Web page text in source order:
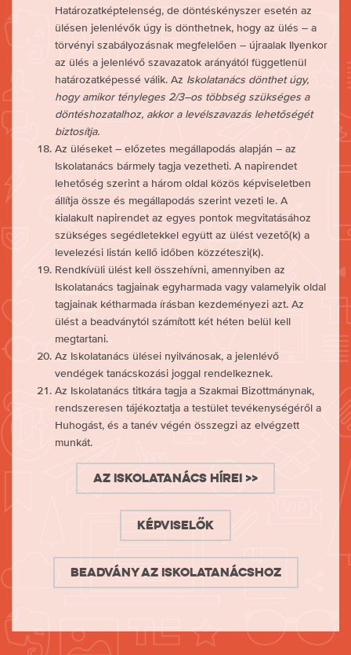
Határozatképtelenség, de döntéskényszer esetén az
ülésen jelenlévők úgy is dönthetnek, hogy az ülés – a
törvényi szabályozásnak megfelelően – újraalak Ilyenkor
az ülés a jelenlévő szavazatok arányától függetlenül
határozatképessé válik. Az Iskolatanács dönthet úgy,
hogy amikor tényleges 2/3–os többség szükséges a
döntéshozatalhoz, akkor a levélszavazás lehetőségét
biztosítja.
Az üléseket – előzetes megállapodás alapján – az
Iskolatanács bármely tagja vezetheti. A napirendet
lehetőség szerint a három oldal közös képviseletben
állítja össze és megállapodás szerint vezeti le. A
kialakult napirendet az egyes pontok megvitatásához
szükséges segédletekkel együtt az ülést vezető(k) a
levelezési listán kellő időben közzéteszi(k).
Rendkívüli ülést kell összehívni, amennyiben az
Iskolatanács tagjainak egyharmada vagy valamelyik oldal
tagjainak kétharmada írásban kezdeményezi azt. Az
ülést a beadványtól számított két héten belül kell
megtartani.
Az Iskolatanács ülései nyilvánosak, a jelenlévő
vendégek tanácskozási joggal rendelkeznek.
Az Iskolatanács titkára tagja a Szakmai Bizottmánynak,
rendszeresen tájékoztatja a testület tevékenységéről a
Huhogást, és a tanév végén összegzi az elvégzett
munkát.
Az Iskolatanács hírei >>
Képviselők
Beadvány az Iskolatanácshoz